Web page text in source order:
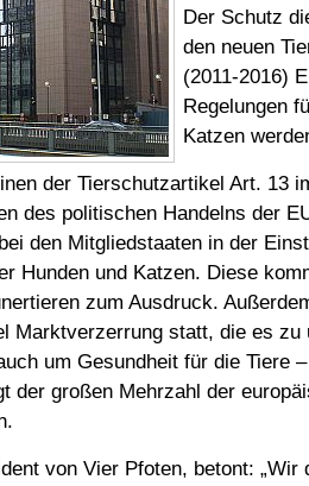
Der Schutz
den neuen
(2011-2016)
Regelungen
Katzen
der Tierschutzartikel Art. 13
des politischen Handelns der
den Mitgliedstaaten in der
Hunden und Katzen. Diese
zum Ausdruck.
Marktverzerrung statt, die es zu
um Gesundheit für die Tiere
der großen Mehrzahl der
von Vier Pfoten, betont: „Wir